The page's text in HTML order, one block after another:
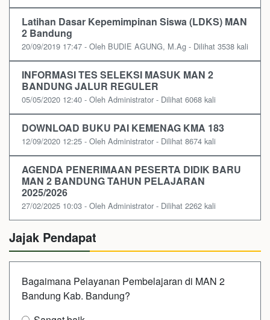
Latihan Dasar Kepemimpinan Siswa (LDKS) MAN
2 Bandung
20/09/2019 17:47 - Oleh BUDIE AGUNG, M.Ag - Dilihat 3538 kali
INFORMASI TES SELEKSI MASUK MAN 2
BANDUNG JALUR REGULER
05/05/2020 12:40 - Oleh Administrator - Dilihat 6068 kali
DOWNLOAD BUKU PAI KEMENAG KMA 183
12/09/2020 12:25 - Oleh Administrator - Dilihat 8674 kali
AGENDA PENERIMAAN PESERTA DIDIK BARU
MAN 2 BANDUNG TAHUN PELAJARAN
2025/2026
27/02/2025 10:03 - Oleh Administrator - Dilihat 2262 kali
Jajak Pendapat
Bagaimana Pelayanan Pembelajaran di MAN 2
Bandung Kab. Bandung?